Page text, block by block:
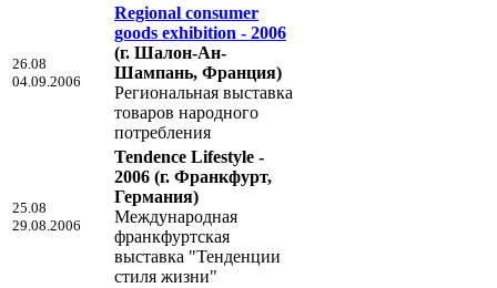
26.08
04.09.2006
Regional consumer
goods exhibition - 2006
(г. Шалон-Ан-
Шампань, Франция)
Региональная выставка
товаров народного
потребления
25.08
29.08.2006
Tendence Lifestyle -
2006 (г. Франкфурт,
Германия)
Международная
франкфуртская
выставка "Тенденции
стиля жизни"